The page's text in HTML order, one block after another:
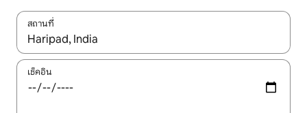
สถานที่
ใช้ลูกศรขึ้นลง หรือใช้การสัมผัสหรือปัด เพื่อสำรวจผลการค้นหา
เช็คอิน